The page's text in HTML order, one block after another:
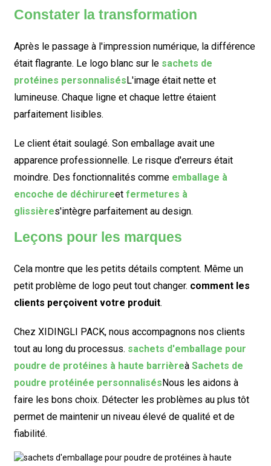
Constater la transformation
Après le passage à l'impression numérique, la différence
était flagrante. Le logo blanc sur le sachets de
protéines personnalisésL'image était nette et
lumineuse. Chaque ligne et chaque lettre étaient
parfaitement lisibles.
Le client était soulagé. Son emballage avait une
apparence professionnelle. Le risque d'erreurs était
moindre. Des fonctionnalités comme emballage à
encoche de déchirureet fermetures à
glissières'intègre parfaitement au design.
Leçons pour les marques
Cela montre que les petits détails comptent. Même un
petit problème de logo peut tout changer. comment les
clients perçoivent votre produit.
Chez XIDINGLI PACK, nous accompagnons nos clients
tout au long du processus. sachets d'emballage pour
poudre de protéines à haute barrièreà Sachets de
poudre protéinée personnalisésNous les aidons à
faire les bons choix. Détecter les problèmes au plus tôt
permet de maintenir un niveau élevé de qualité et de
fiabilité.